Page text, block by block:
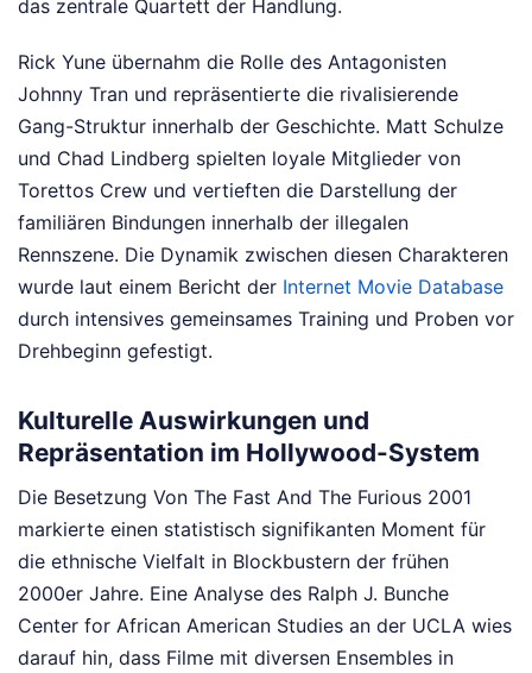
das zentrale Quartett der Handlung.
Rick Yune übernahm die Rolle des Antagonisten
Johnny Tran und repräsentierte die rivalisierende
Gang-Struktur innerhalb der Geschichte. Matt Schulze
und Chad Lindberg spielten loyale Mitglieder von
Torettos Crew und vertieften die Darstellung der
familiären Bindungen innerhalb der illegalen
Rennszene. Die Dynamik zwischen diesen Charakteren
wurde laut einem Bericht der Internet Movie Database
durch intensives gemeinsames Training und Proben vor
Drehbeginn gefestigt.
Kulturelle Auswirkungen und
Repräsentation im Hollywood-System
Die Besetzung Von The Fast And The Furious 2001
markierte einen statistisch signifikanten Moment für
die ethnische Vielfalt in Blockbustern der frühen
2000er Jahre. Eine Analyse des Ralph J. Bunche
Center for African American Studies an der UCLA wies
darauf hin, dass Filme mit diversen Ensembles in